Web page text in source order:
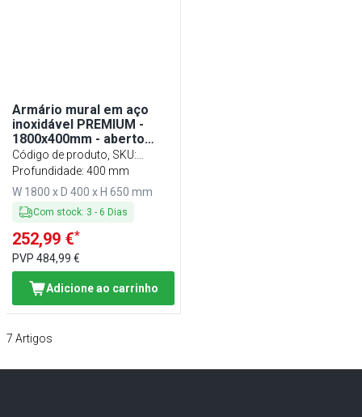
Armário mural em aço
inoxidável PREMIUM -
1800x400mm - aberto
(sem portas) - 650mm de
altura
Código de produto, SKU:
WOK184
Profundidade: 400 mm
W 1800 x D 400 x H 650 mm
Com stock: 3 - 6 Dias
252,99 €*
PVP 484,99 €
Adicione ao carrinho
7 Artigos